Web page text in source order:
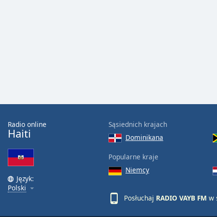
Beginning
dialog
window.
Escape
will
cancel
Radio online
Haiti
Język:
Polski
Sąsiednich krajach
Dominikana
Popularne kraje
Niemcy
Posłuchaj RADIO VAYB FM w